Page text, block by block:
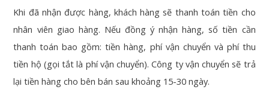
Khi đã nhận được hàng, khách hàng sẽ thanh toán tiền cho
nhân viên giao hàng. Nếu đồng ý nhận hàng, số tiền cần
thanh toán bao gồm: tiền hàng, phí vận chuyển và phí thu
tiền hộ (gọi tắt là phí vận chuyển). Công ty vận chuyển sẽ trả
lại tiền hàng cho bên bán sau khoảng 15-30 ngày.